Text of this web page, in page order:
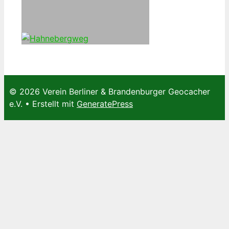
© 2026 Verein Berliner & Brandenburger Geocacher
e.V. • Erstellt mit GeneratePress